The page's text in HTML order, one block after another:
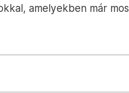
amelyekben már